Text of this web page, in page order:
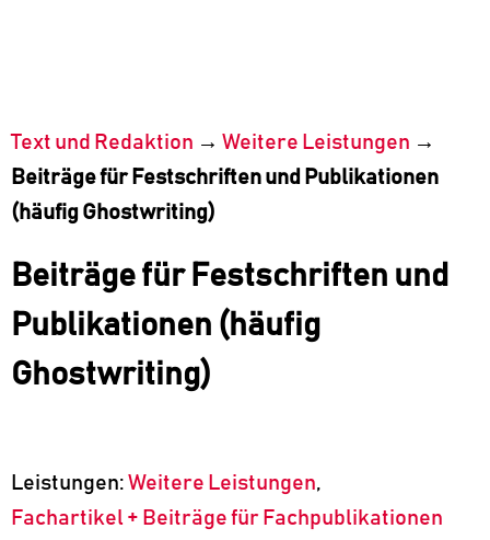
Text und Redaktion → Weitere Leistungen →
Beiträge für Festschriften und Publikationen
(häufig Ghostwriting)
Beiträge für Festschriften und
Publikationen (häufig
Ghostwriting)
Leistungen: Weitere Leistungen,
Fachartikel + Beiträge für Fachpublikationen